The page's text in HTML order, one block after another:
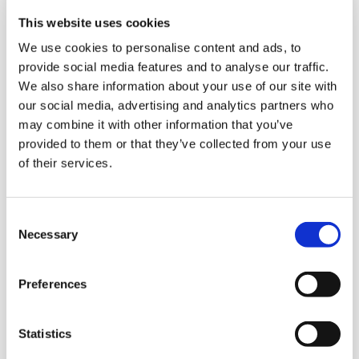
This website uses cookies
We use cookies to personalise content and ads, to
provide social media features and to analyse our traffic.
We also share information about your use of our site with
our social media, advertising and analytics partners who
may combine it with other information that you’ve
provided to them or that they’ve collected from your use
of their services.
Necessary
Preferences
Statistics
a tre fattori principali: l’accelerazione
dell’intelligenza artificiale, la
frammentazione geopolitica e l’aumento
delle frodi informatiche. Sempre più
organizzazioni stanno valutando la
sicurezza degli strumenti basati su AI, un
aspetto che coinvolge direttamente anche
l’ambito industriale.
Nel corso della giornata sono stati inoltre
digitali sviluppati da Siemens per
dei processi produttivi e nel
monitoraggio, analisi dei dati e notifiche che